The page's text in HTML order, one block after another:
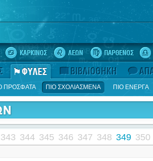
ΠΡΟΣΦΑΤΑ ΠΙΟ ΣΧΟΛΙΑΣΜΕΝΑ ΠΙΟ ΕΝΕΡΓΑ
343 344 345 346 347 348 349 350